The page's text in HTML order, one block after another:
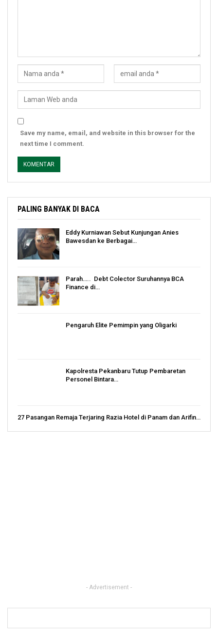
Save my name, email, and website in this browser for the
next time I comment.
PALING BANYAK DI BACA
Eddy Kurniawan Sebut Kunjungan Anies
Bawesdan ke Berbagai…
Parah….. Debt Colector Suruhannya BCA
Finance di…
Pengaruh Elite Pemimpin yang Oligarki
Kapolresta Pekanbaru Tutup Pembaretan
Personel Bintara…
27 Pasangan Remaja Terjaring Razia Hotel di Panam dan Arifin…
- Advertisement -